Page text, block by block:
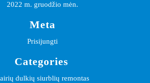
2022 m. gruodžio mėn.
Meta
Prisijungti
Categories
dulkių siurblių remontas